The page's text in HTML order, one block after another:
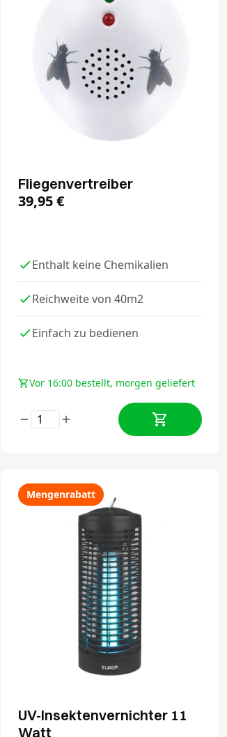
Fliegenvertreiber
39,95€
Enthalt keine Chemikalien
Reichweite von 40m2
Einfach zu bedienen
Vor 16:00 bestellt, morgen geliefert
Mengenrabatt
UV-Insektenvernichter 11
Watt